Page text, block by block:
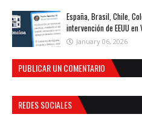
España, Brasil, Chile,
intervención de EEUU en
January 06, 2026
PUBLICAR UN COMENTARIO
REDES SOCIALES